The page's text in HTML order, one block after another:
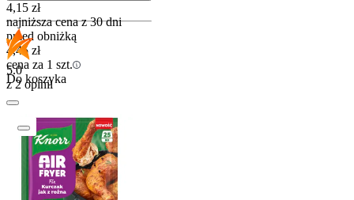
4,15 zł
najniższa cena z 30 dni
przed obniżką
4,45 zł
cena za 1 szt.
Do koszyka
5.0
z 2 opinii